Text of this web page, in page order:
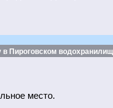
Пироговском
место.